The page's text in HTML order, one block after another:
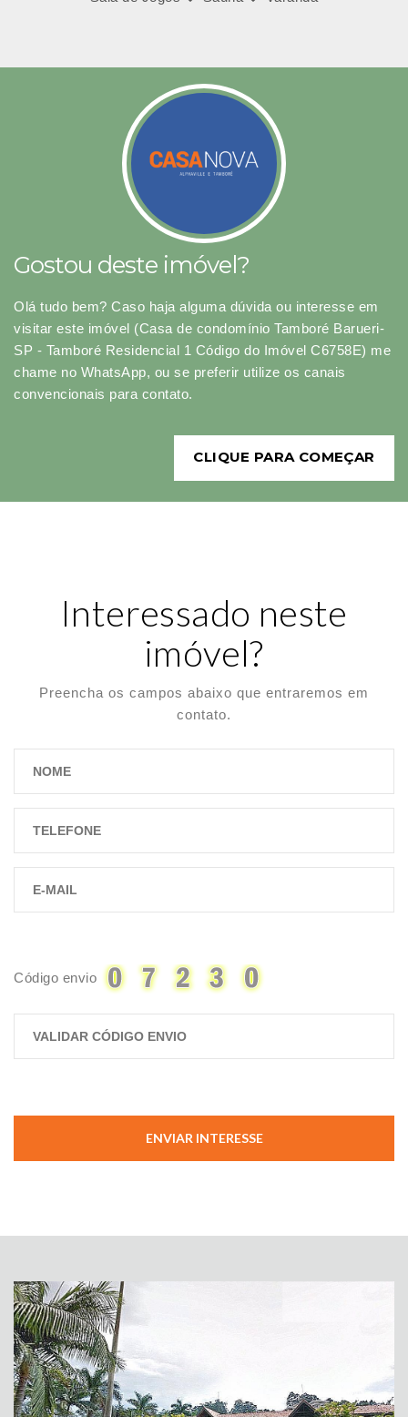
Gostou deste imóvel?
Olá tudo bem? Caso haja alguma dúvida ou interesse em
visitar este imóvel (Casa de condomínio Tamboré Barueri-
SP - Tamboré Residencial 1 Código do Imóvel C6758E) me
chame no WhatsApp, ou se preferir utilize os canais
convencionais para contato.
CLIQUE PARA COMEÇAR
Interessado neste
imóvel?
Preencha os campos abaixo que entraremos em
contato.
Código envio
ENVIAR INTERESSE